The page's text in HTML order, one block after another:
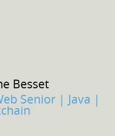
Besset
Senior | Java |